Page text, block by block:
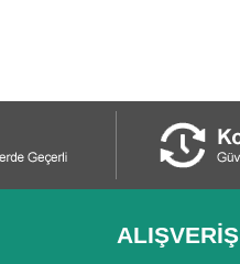
ALIŞVERİŞ